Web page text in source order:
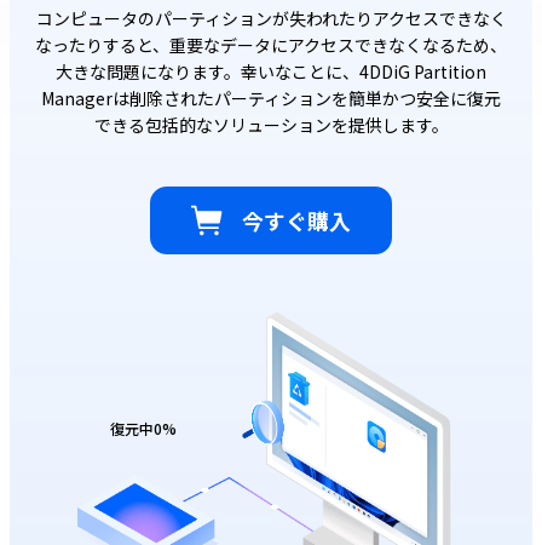
コンピュータのパーティションが失われたりアクセスできなく
なったりすると、重要なデータにアクセスできなくなるため、
大きな問題になります。幸いなことに、4DDiG Partition
Managerは削除されたパーティションを簡単かつ安全に復元
できる包括的なソリューションを提供します。
今すぐ購入
復元中0%